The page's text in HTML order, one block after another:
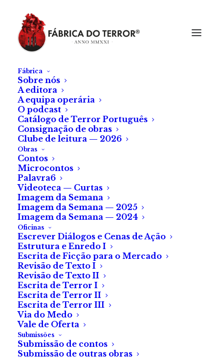
Fábrica
Sobre nós
A editora
A equipa operária
O podcast
Catálogo de Terror Português
Consignação de obras
Clube de leitura — 2026
Obras
Contos
Microcontos
Palavra6
Videoteca — Curtas
Imagem da Semana
Imagem da Semana — 2025
Imagem da Semana — 2024
Oficinas
Escrever Diálogos e Cenas de Ação
Estrutura e Enredo I
Escrita de Ficção para o Mercado
Revisão de Texto I
Revisão de Texto II
Escrita de Terror I
Escrita de Terror II
Escrita de Terror III
Via do Medo
Vale de Oferta
Submissões
Submissão de contos
Submissão de outras obras
Fábrica do Terror
recebe nomeações da
European Science
Fiction Society